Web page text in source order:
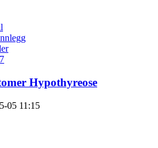
Hypothyreose
05 11:15